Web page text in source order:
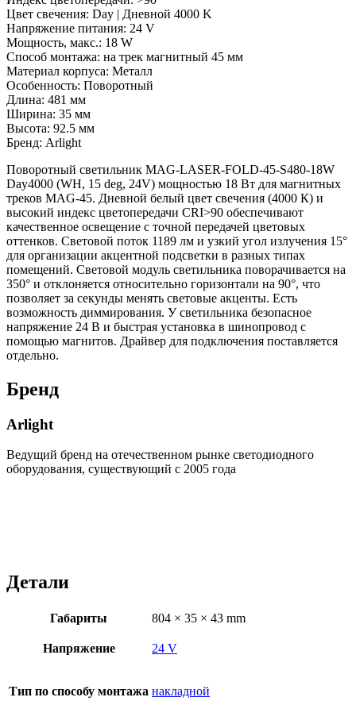
Цвет свечения: Day | Дневной 4000 K
Напряжение питания: 24 V
Мощность, макс.: 18 W
Способ монтажа: на трек магнитный 45 мм
Материал корпуса: Металл
Особенность: Поворотный
Длина: 481 мм
Ширина: 35 мм
Высота: 92.5 мм
Бренд: Arlight
Поворотный светильник MAG-LASER-FOLD-45-S480-18W
Day4000 (WH, 15 deg, 24V) мощностью 18 Вт для магнитных
треков MAG-45. Дневной белый цвет свечения (4000 К) и
высокий индекс цветопередачи CRI>90 обеспечивают
качественное освещение с точной передачей цветовых
оттенков. Световой поток 1189 лм и узкий угол излучения 15°
для организации акцентной подсветки в разных типах
помещений. Световой модуль светильника поворачивается на
350° и отклоняется относительно горизонтали на 90°, что
позволяет за секунды менять световые акценты. Есть
возможность диммирования. У светильника безопасное
напряжение 24 В и быстрая установка в шинопровод с
помощью магнитов. Драйвер для подключения поставляется
отдельно.
Бренд
Arlight
Ведущий бренд на отечественном рынке светодиодного
оборудования, существующий с 2005 года
Детали
Габариты 804 × 35 × 43 mm
Напряжение 24 V
Тип по способу монтажа накладной